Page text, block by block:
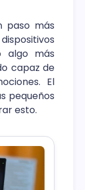
paso más
algo más
capaz de
El
pequeños
esto.